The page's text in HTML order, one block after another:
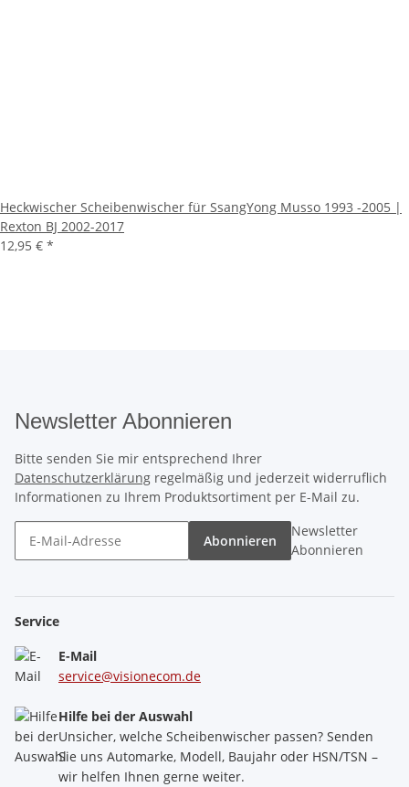
Heckwischer Scheibenwischer für SsangYong Musso 1993 -2005 |
Rexton BJ 2002-2017
12,95 € *
Newsletter Abonnieren
Bitte senden Sie mir entsprechend Ihrer
Datenschutzerklärung regelmäßig und jederzeit widerruflich
Informationen zu Ihrem Produktsortiment per E-Mail zu.
Abonnieren
Newsletter
Abonnieren
Service
E-Mail
service@visionecom.de
Hilfe bei der Auswahl
Unsicher, welche Scheibenwischer passen? Senden
Sie uns Automarke, Modell, Baujahr oder HSN/TSN –
wir helfen Ihnen gerne weiter.